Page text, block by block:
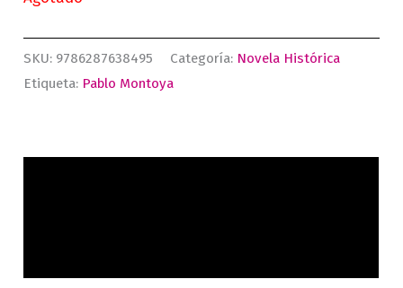
SKU: 9786287638495 Categoría: Novela Histórica
Etiqueta: Pablo Montoya